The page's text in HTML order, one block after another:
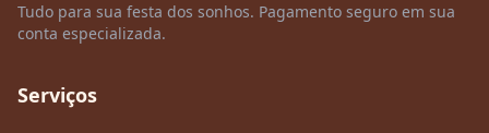
Tudo para sua festa dos sonhos. Pagamento seguro em sua
conta especializada.
Serviços